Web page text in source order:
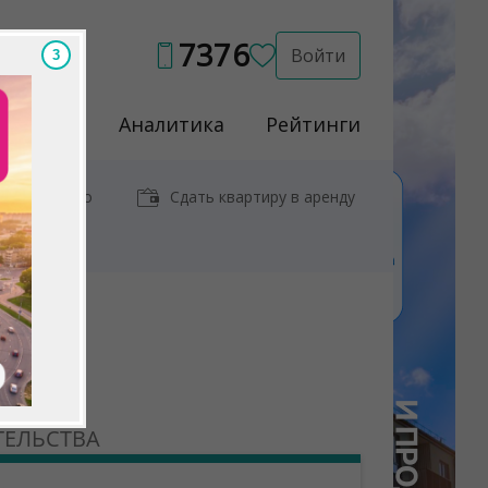
7376 Войти
Аналитика Рейтинги
у метро Сдать квартиру в аренду
2